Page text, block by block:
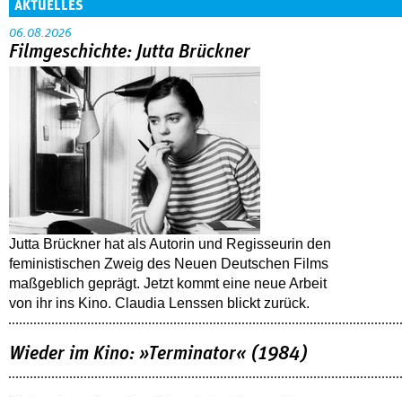
AKTUELLES
06.08.2026
Filmgeschichte: Jutta Brückner
Jutta Brückner hat als Autorin und Regisseurin den
feministischen Zweig des Neuen Deutschen Films
maßgeblich geprägt. Jetzt kommt eine neue Arbeit
von ihr ins Kino. Claudia Lenssen blickt zurück.
Wieder im Kino: »Terminator« (1984)